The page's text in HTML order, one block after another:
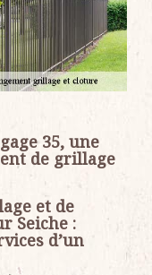
35, une
de grillage
et de
Seiche :
d’un